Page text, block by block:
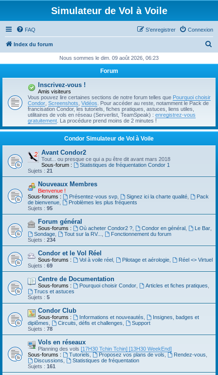
Simulateur de Vol à Voile
FAQ Connexion
S’enregistrer
Index du forum
h
h
Nous sommes le dim. 09 août 2026, 06:23
Forum
Inscrivez-vous !
Amis visiteurs
Vous pouvez lire certaines sections de notre forum telles que Pourquoi choisir
Condor Screenshots Vidéos . Pour accéder au reste, notamment le Pack de
francisation Condor, les tutoriels, fiches pratiques, astuces, liens utiles,
utilitaires de vols en réseau (Serverlist, TeamSpeak) : enregistrez-vous
gratuitement . La procédure prend moins de 2 minutes !
Condor Simulateur de Vol à Voile
Avant Condor2
Tout... ou presque ce qui a pu être dit avant mars 2018
Sous-forum :
Statistiques de fréquentation Condor 1
Sujets : 21
Nouveaux Membres
Bienvenue !
Sous-forums :
Présentez-vous svp, Signez ici la charte qualité,
Pack
de bienvenue
Problèmes les plus fréquents
Sujets : 95
Forum général
Sous-forums : Où acheter Condor2 ?, Condor en général, Le Bar,
Sondage, Tout sur la RV...
Fonctionnement du forum
Sujets : 234
Condor et le Vol Réel
Sous-forums : Vol à voile réel, Pilotage et aérologie,
Réel <> Virtuel
Sujets : 69
Centre de Documentation
Sous-forums : Pourquoi choisir Condor, Articles et fiches pratiques
Trucs et astuces
Sujets : 5
Condor Club
Sous-forums : Informations et nouveautés
Insignes, badges et
diplômes
Circuits, défis et challenges
Support
Sujets : 78
Vols en réseaux
Planning des vols [17H30 Tchin Tchin] [13H30 WeekEnd]
Sous-forums :
Tutoriels Proposez vos plans de vols Rendez-vous
Discussions
Statistiques de fréquentation
Sujets : 161